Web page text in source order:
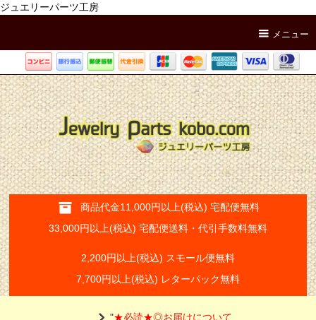
ジュエリーパーツ工房
メニュー
商品代金11,000円以上(税込) 宅配便無料
33,000円以上(税込) 宅配便送料・代引手数料無料
2,200円以上(税込) スモール便無料
7,700円以上(税込) レターパック無料
"★必読★◎お届けについて